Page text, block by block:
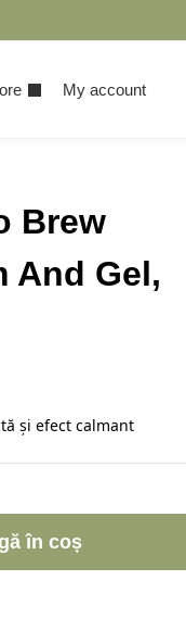
My account
Brew
And Gel,
și efect calmant
în coș